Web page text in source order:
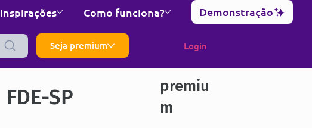
Inspirações Como funciona? Demonstração
Seja premium Login
FDE-SP
premiu
m